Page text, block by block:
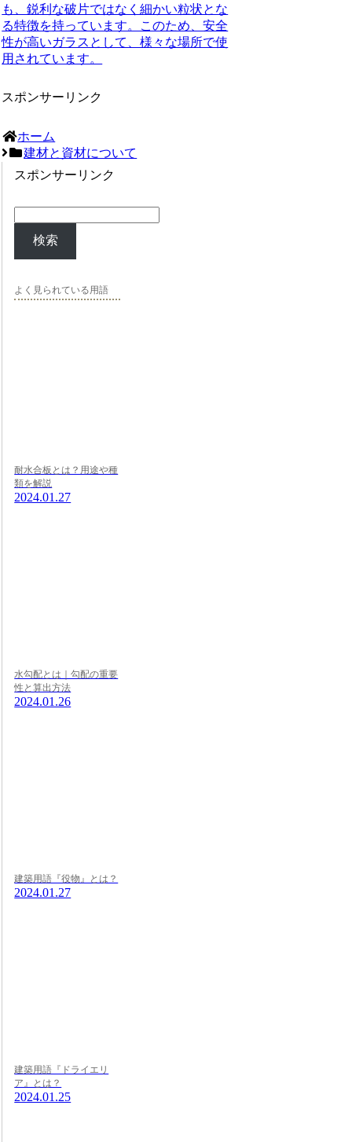
も、鋭利な破片ではなく細かい粒状とな
る特徴を持っています。このため、安全
性が高いガラスとして、様々な場所で使
用されています。
スポンサーリンク
ホーム
建材と資材について
スポンサーリンク
検索
よく見られている用語
耐水合板とは？用途や種
類を解説
2024.01.27
水勾配とは｜勾配の重要
性と算出方法
2024.01.26
建築用語『役物』とは？
2024.01.27
建築用語『ドライエリ
ア』とは？
2024.01.25